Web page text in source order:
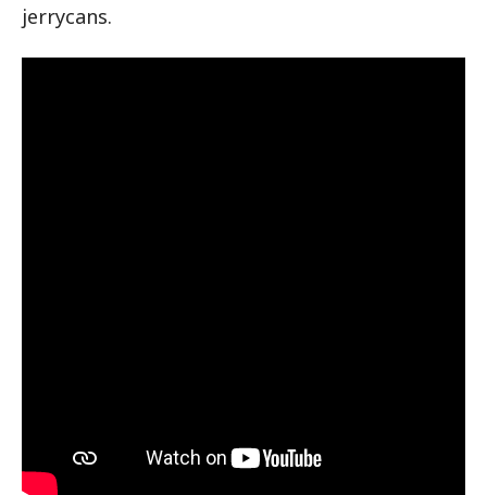
jerrycans.